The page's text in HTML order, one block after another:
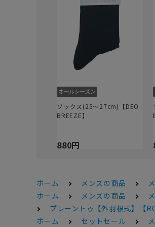
ソックス(25～27cm)【DEO
BREEZE】
880円
ホーム メンズの商品
ホーム
メンズの商品
プレーントゥ【外羽根式】【
ホーム
セットセール